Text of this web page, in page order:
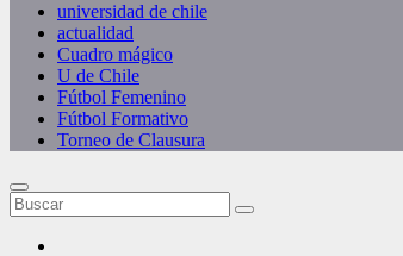
universidad de chile
actualidad
Cuadro mágico
U de Chile
Fútbol Femenino
Fútbol Formativo
Torneo de Clausura